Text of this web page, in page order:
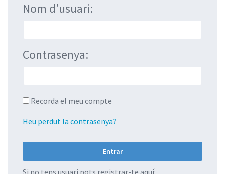
Nom d'usuari:
Contrasenya:
Recorda el meu compte
Heu perdut la contrasenya?
Si no tens usuari pots registrar-te aquí: